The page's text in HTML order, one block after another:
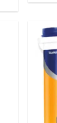
tư vấn cụ